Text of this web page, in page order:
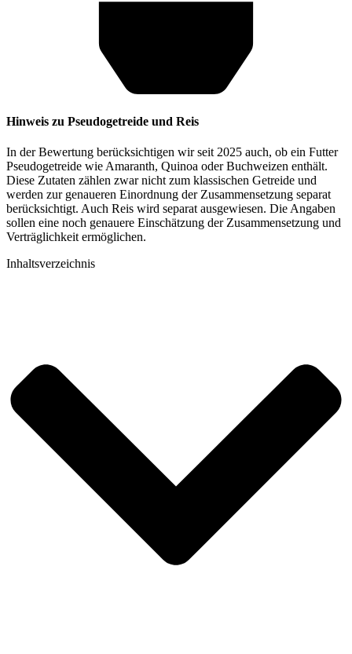
Hinweis zu Pseudogetreide und Reis
In der Bewertung berücksichtigen wir seit 2025 auch, ob ein Futter
Pseudogetreide wie Amaranth, Quinoa oder Buchweizen enthält.
Diese Zutaten zählen zwar nicht zum klassischen Getreide und
werden zur genaueren Einordnung der Zusammensetzung separat
berücksichtigt. Auch Reis wird separat ausgewiesen. Die Angaben
sollen eine noch genauere Einschätzung der Zusammensetzung und
Verträglichkeit ermöglichen.
Inhaltsverzeichnis​